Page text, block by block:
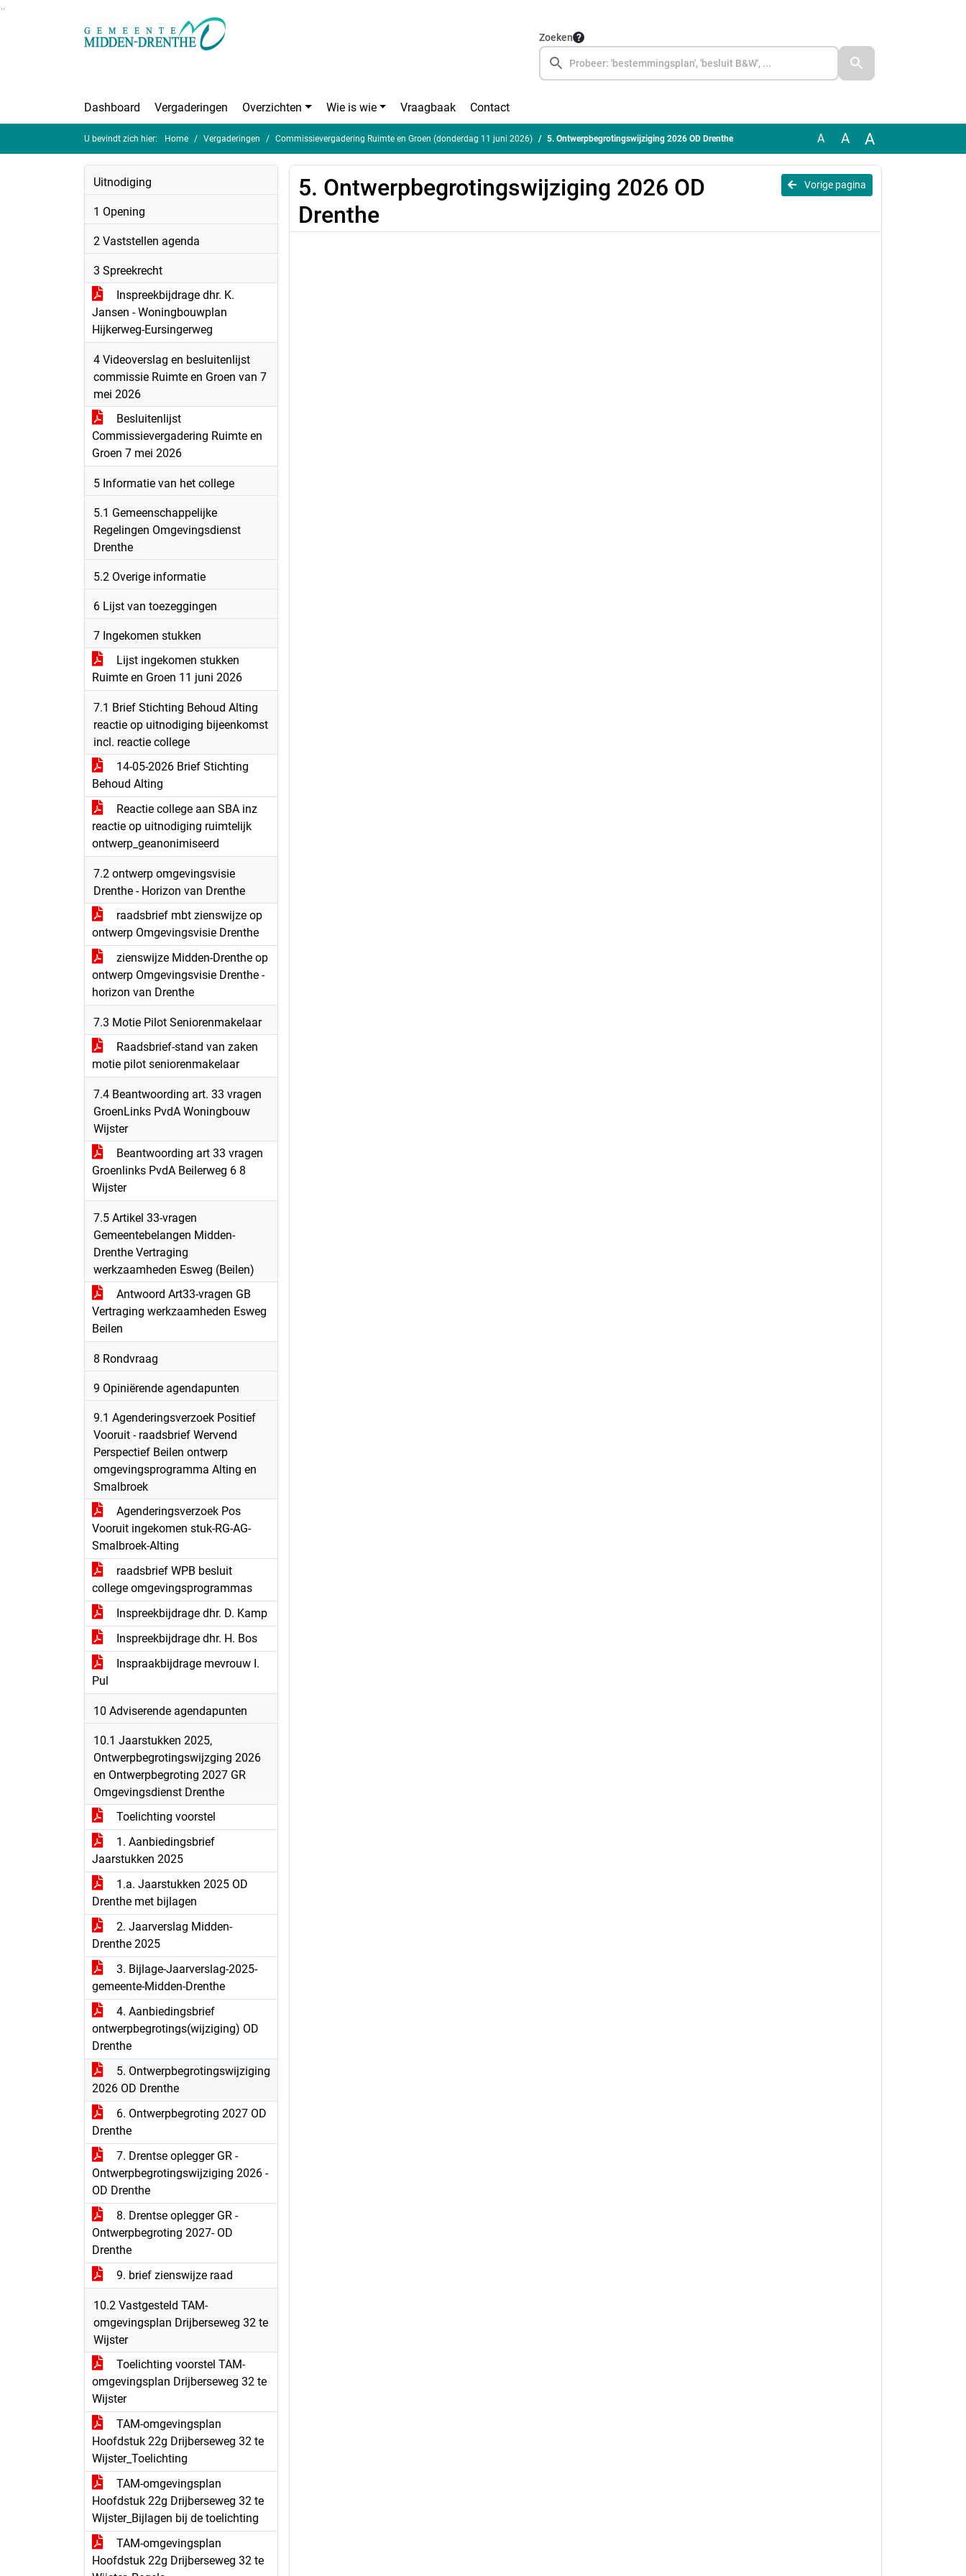
Zoeken
Dashboard Vergaderingen Overzichten Wie is wie Vraagbaak Contact
U bevindt zich hier: Home Vergaderingen Commissievergadering Ruimte en Groen (donderdag 11 juni 2026) 5. Ontwerpbegrotingswijziging 2026 OD Drenthe A A A
Uitnodiging
1 Opening
2 Vaststellen agenda
3 Spreekrecht
Inspreekbijdrage dhr. K.
Jansen - Woningbouwplan
Hijkerweg-Eursingerweg
4 Videoverslag en besluitenlijst
commissie Ruimte en Groen van 7
mei 2026
Besluitenlijst
Commissievergadering Ruimte en
Groen 7 mei 2026
5 Informatie van het college
5.1 Gemeenschappelijke
Regelingen Omgevingsdienst
Drenthe
5.2 Overige informatie
6 Lijst van toezeggingen
7 Ingekomen stukken
Lijst ingekomen stukken
Ruimte en Groen 11 juni 2026
7.1 Brief Stichting Behoud Alting
reactie op uitnodiging bijeenkomst
incl. reactie college
14-05-2026 Brief Stichting
Behoud Alting
Reactie college aan SBA inz
reactie op uitnodiging ruimtelijk
ontwerp_geanonimiseerd
7.2 ontwerp omgevingsvisie
Drenthe - Horizon van Drenthe
raadsbrief mbt zienswijze op
ontwerp Omgevingsvisie Drenthe
zienswijze Midden-Drenthe op
ontwerp Omgevingsvisie Drenthe -
horizon van Drenthe
7.3 Motie Pilot Seniorenmakelaar
Raadsbrief-stand van zaken
motie pilot seniorenmakelaar
7.4 Beantwoording art. 33 vragen
GroenLinks PvdA Woningbouw
Wijster
Beantwoording art 33 vragen
Groenlinks PvdA Beilerweg 6 8
Wijster
7.5 Artikel 33-vragen
Gemeentebelangen Midden-
Drenthe Vertraging
werkzaamheden Esweg (Beilen)
Antwoord Art33-vragen GB
Vertraging werkzaamheden Esweg
Beilen
8 Rondvraag
9 Opiniërende agendapunten
9.1 Agenderingsverzoek Positief
Vooruit - raadsbrief Wervend
Perspectief Beilen ontwerp
omgevingsprogramma Alting en
Smalbroek
Agenderingsverzoek Pos
Vooruit ingekomen stuk-RG-AG-
Smalbroek-Alting
raadsbrief WPB besluit
college omgevingsprogrammas
Inspreekbijdrage dhr. D. Kamp
Inspreekbijdrage dhr. H. Bos
Inspraakbijdrage mevrouw I.
Pul
10 Adviserende agendapunten
10.1 Jaarstukken 2025,
Ontwerpbegrotingswijzging 2026
en Ontwerpbegroting 2027 GR
Omgevingsdienst Drenthe
Toelichting voorstel
1. Aanbiedingsbrief
Jaarstukken 2025
1.a. Jaarstukken 2025 OD
Drenthe met bijlagen
2. Jaarverslag Midden-
Drenthe 2025
3. Bijlage-Jaarverslag-2025-
gemeente-Midden-Drenthe
4. Aanbiedingsbrief
ontwerpbegrotings(wijziging) OD
Drenthe
5. Ontwerpbegrotingswijziging
2026 OD Drenthe
6. Ontwerpbegroting 2027 OD
Drenthe
7. Drentse oplegger GR -
Ontwerpbegrotingswijziging 2026 -
OD Drenthe
8. Drentse oplegger GR -
Ontwerpbegroting 2027- OD
Drenthe
9. brief zienswijze raad
10.2 Vastgesteld TAM-
omgevingsplan Drijberseweg 32 te
Wijster
Toelichting voorstel TAM-
omgevingsplan Drijberseweg 32 te
Wijster
TAM-omgevingsplan
Hoofdstuk 22g Drijberseweg 32 te
Wijster_Toelichting
TAM-omgevingsplan
Hoofdstuk 22g Drijberseweg 32 te
Wijster_Bijlagen bij de toelichting
TAM-omgevingsplan
Hoofdstuk 22g Drijberseweg 32 te
Vorige pagina
5. Ontwerpbegrotingswijziging 2026 OD
Drenthe